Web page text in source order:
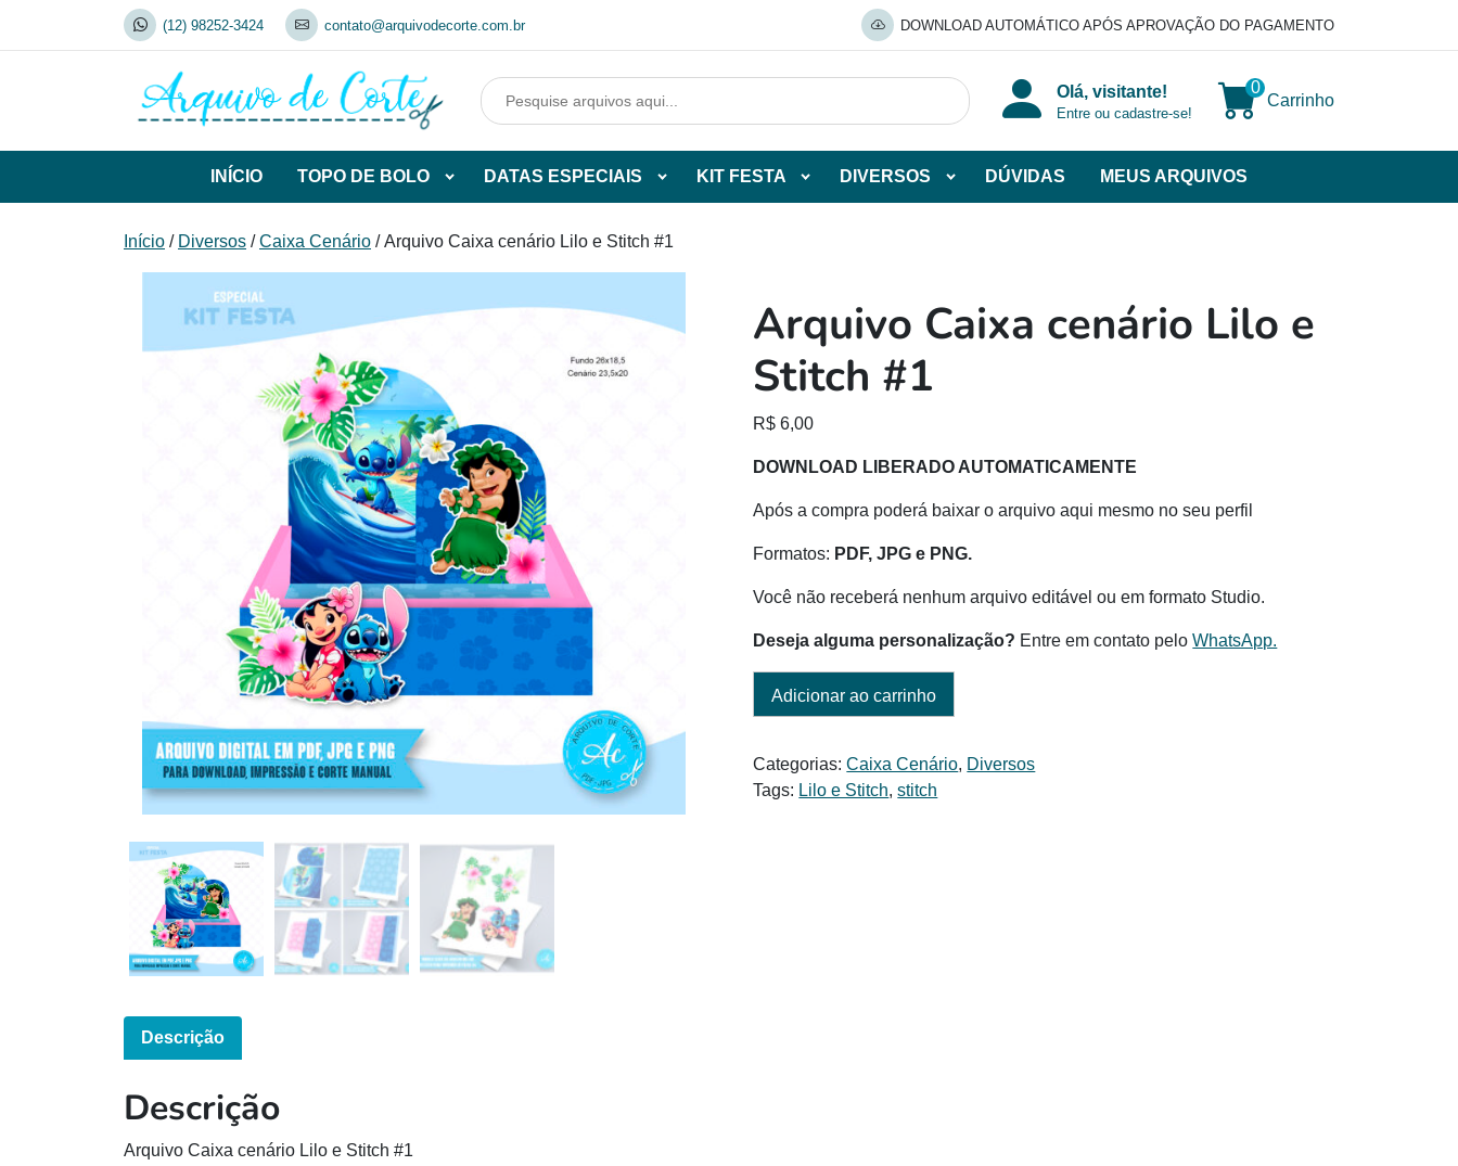
(12) 98252-3424 contato@arquivodecorte.com.br DOWNLOAD AUTOMÁTICO APÓS APROVAÇÃO DO PAGAMENTO
Olá, visitante!
Entre ou cadastre-se!
0
Carrinho
INÍCIO TOPO DE BOLO
de
BOLO
DATAS ESPECIAIS
de
KIT FESTA DIVERSOS DÚVIDAS MEUS ARQUIVOS
Início / Diversos /Caixa Cenário / Arquivo Caixa cenário Lilo e Stitch #1
Arquivo Caixa cenário Lilo e
Stitch #1
R$ 6,00
DOWNLOAD LIBERADO AUTOMATICAMENTE
Após a compra poderá baixar o arquivo aqui mesmo no seu perfil
Formatos: PDF, JPG e PNG.
Você não receberá nenhum arquivo editável ou em formato Studio.
Deseja alguma personalização? Entre em contato peloWhatsApp.
Adicionar ao carrinho
Categorias:Caixa Cenário, Diversos
Tags: Lilo e Stitch,stitch
Descrição
Descrição
Arquivo Caixa cenário Lilo e Stitch #1